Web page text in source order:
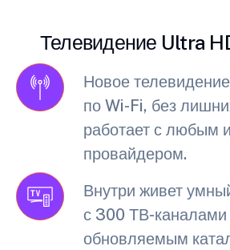
Телевидение Ultra
Новое
по Wi-Fi, без
работает с любым
провайдером.
Внутри живет
с 300 ТВ-каналами
обновляемым